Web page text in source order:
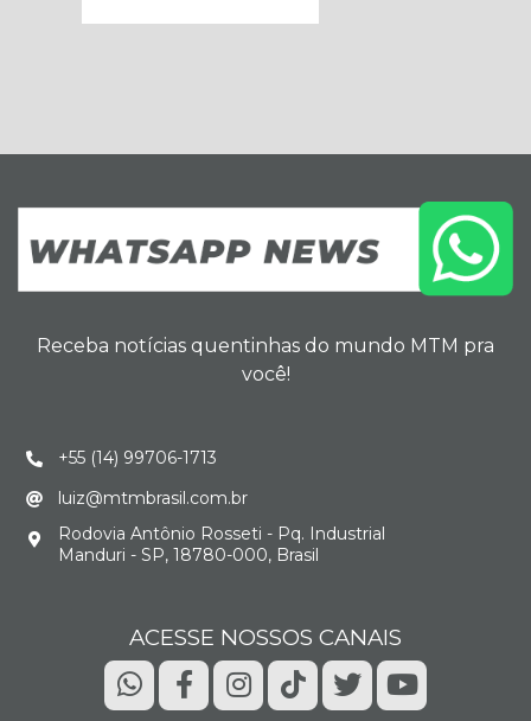
Receba notícias quentinhas do mundo MTM pra
você!
+55 (14) 99706-1713
luiz@mtmbrasil.com.br
Rodovia Antônio Rosseti - Pq. Industrial
Manduri - SP, 18780-000, Brasil
ACESSE NOSSOS CANAIS